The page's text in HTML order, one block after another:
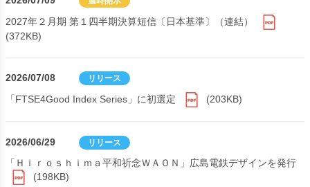
2027年２月期 第１四半期決算短信〔日本基準〕（連結）
(372KB)
2026/07/08 リリース
「FTSE4Good Index Series」に初選定 (203KB)
2026/06/29 リリース
「Ｈｉｒｏｓｈｉｍａ平和祈念ＷＡＯＮ」広島電鉄デザインを発行
(198KB)